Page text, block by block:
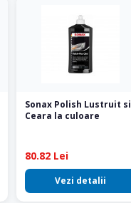
Sonax Polish Lustruit si
Ceara la culoare
80.82 Lei
Vezi detalii